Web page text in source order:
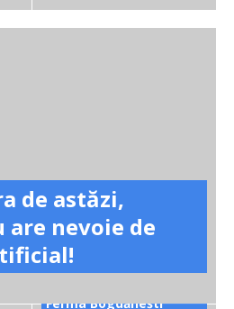
de astăzi,
nevoie de
Ferma Bogdănești